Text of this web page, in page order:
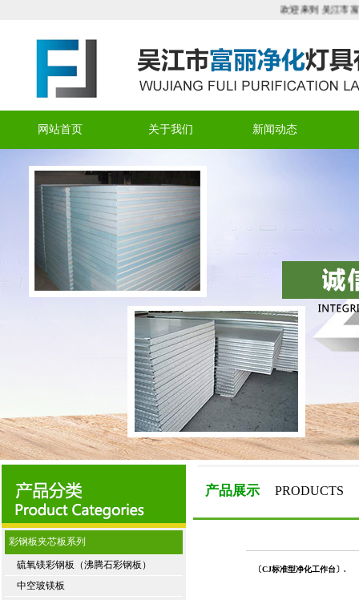
欢迎来到 吴江市富丽
网站首页 关于我们 新闻动态
彩钢板夹芯板系列
硫氧镁彩钢板（沸腾石彩钢板）
中空玻镁板
产品展示 PRODUCTS
〔CJ标准型净化工作台〕.